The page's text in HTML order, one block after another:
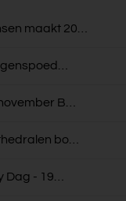
maakt 20…
B…
bo…
Dag - 19…